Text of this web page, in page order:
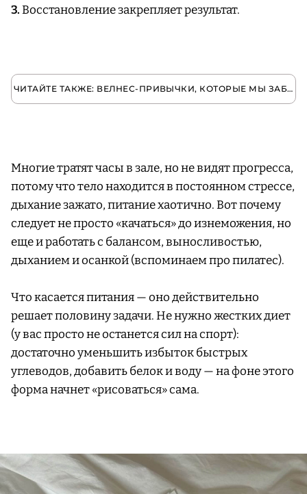
3.Восстановление закрепляет результат.
ЧИТАЙТЕ ТАКЖЕ: ВЕЛНЕС-ПРИВЫЧКИ, КОТОРЫЕ МЫ ЗАБЕРЕМ В НОВЫЙ ГОД
Многие тратят часы в зале, но не видят прогресса,
потому что тело находится в постоянном стрессе,
дыхание зажато, питание хаотично. Вот почему
следует не просто «качаться» до изнеможения, но
еще и работать с балансом, выносливостью,
дыханием и осанкой (вспоминаем про пилатес).
Что касается питания — оно действительно
решает половину задачи. Не нужно жестких диет
(у вас просто не останется сил на спорт):
достаточно уменьшить избыток быстрых
углеводов, добавить белок и воду — на фоне этого
форма начнет «рисоваться» сама.